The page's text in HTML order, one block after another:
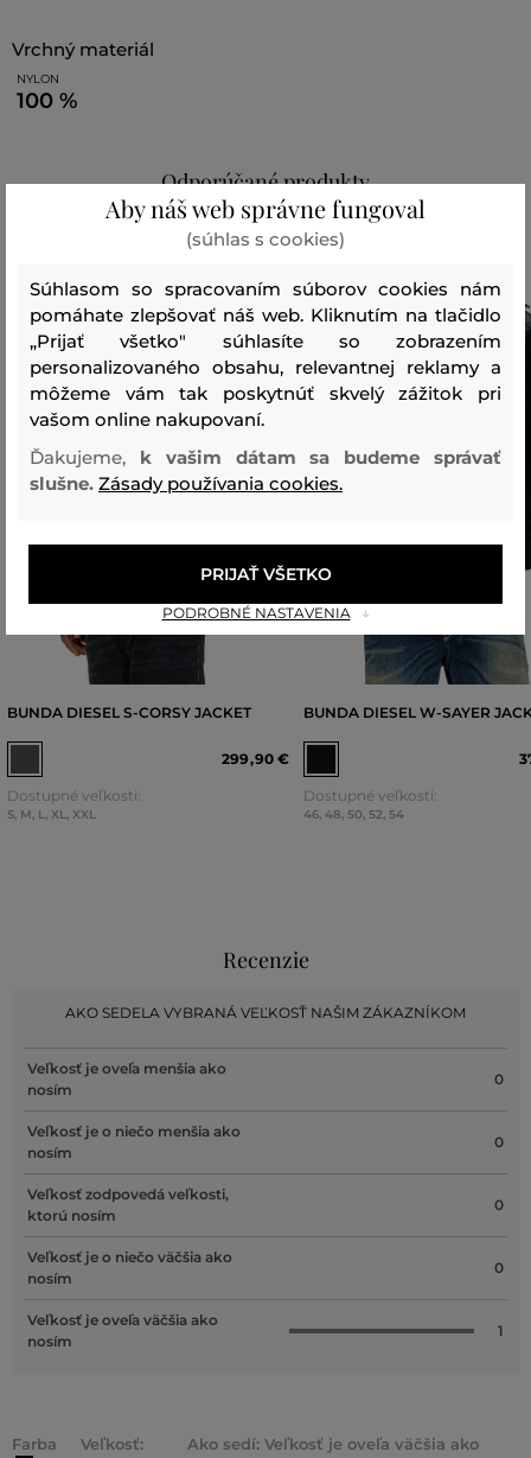
vrchný materiál
NYLON
100 %
Odporúčané produkty
BUNDA DIESEL S-CORSY JACKET
299,90 €
Dostupné veľkosti:
S M L XL XXL
BUNDA DIESEL W-SAYER
Dostupné veľkosti:
46 48 50 52 54
Recenzie
AKO SEDELA VYBRANÁ VEĽKOSŤ NAŠIM ZÁKAZNÍKOM
Veľkosť je oveľa menšia ako
nosím
0
Veľkosť je o niečo menšia ako
nosím
0
Veľkosť zodpovedá veľkosti,
ktorú nosím
0
Veľkosť je o niečo väčšia ako
nosím
0
Veľkosť je oveľa väčšia ako
nosím
1
Farba
Veľkosť:
Ako sedí: Veľkosť je oveľa väčšia ako
Aby náš web správne fungoval
(súhlas s cookies)
Súhlasom so spracovaním súborov cookies nám
pomáhate zlepšovať náš web. Kliknutím na tlačidlo
„Prijať všetko" súhlasíte so zobrazením
personalizovaného obsahu, relevantnej reklamy a
môžeme vám tak poskytnúť skvelý zážitok pri
vašom online nakupovaní.
Ďakujeme, k vašim dátam sa budeme správať
slušne. Zásady používania cookies.
PODROBNÉ NASTAVENIA
PRIJAŤ VŠETKO